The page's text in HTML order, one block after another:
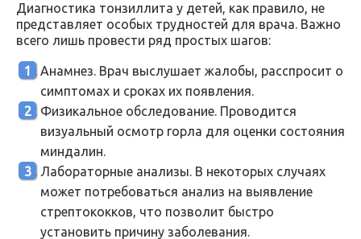
Диагностика тонзиллита у детей, как правило, не
представляет особых трудностей для врача. Важно
всего лишь провести ряд простых шагов:
Анамнез. Врач выслушает жалобы, расспросит о
симптомах и сроках их появления.
Физикальное обследование. Проводится
визуальный осмотр горла для оценки состояния
миндалин.
Лабораторные анализы. В некоторых случаях
может потребоваться анализ на выявление
стрептококков, что позволит быстро
установить причину заболевания.